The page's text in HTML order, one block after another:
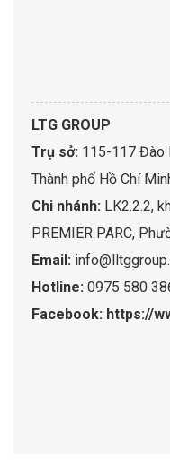
LTG GROUP
Trụ sở: 115-117 Đào
Thành phố Hồ Chí
Chi nhánh: LK2.2.2,
PREMIER PARC,
Email:
Hotline: 0975 580
Facebook: https://